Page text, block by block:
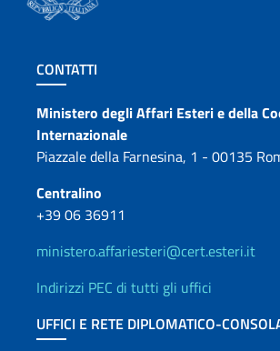
Sezione footer
CONTATTI
Contatti
Ministero degli Affari Esteri e della
Internazionale
Piazzale della Farnesina, 1 - 00135
Centralino
+39 06 36911
ministero.affariesteri@cert.esteri.it
Indirizzi PEC di tutti gli uffici
UFFICI E RETE DIPLOMATICO-